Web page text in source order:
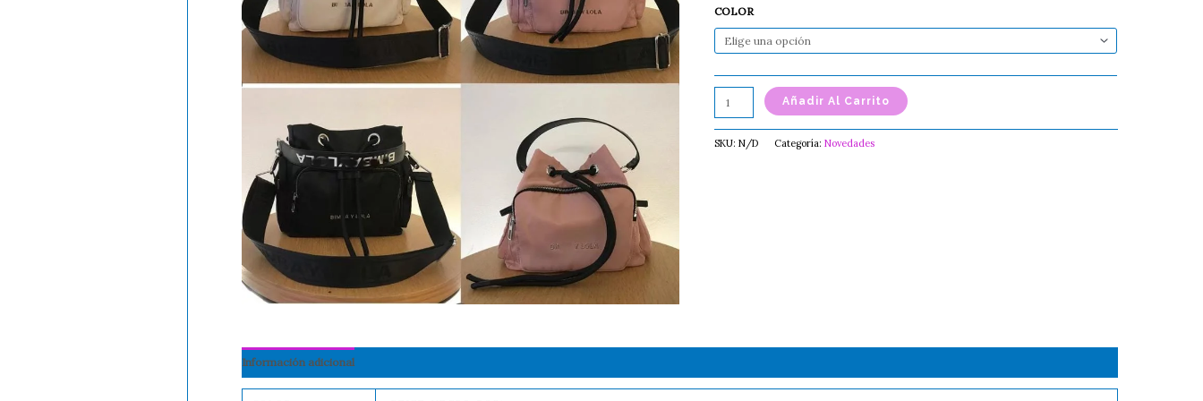
COLOR
Añadir Al Carrito
SKU:N/D Categoría:Novedades
Información adicional